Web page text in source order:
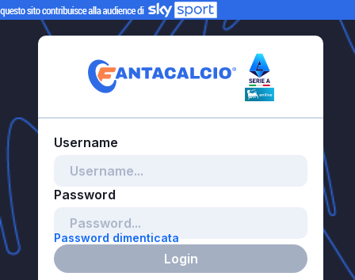
Password dimenticata
Login